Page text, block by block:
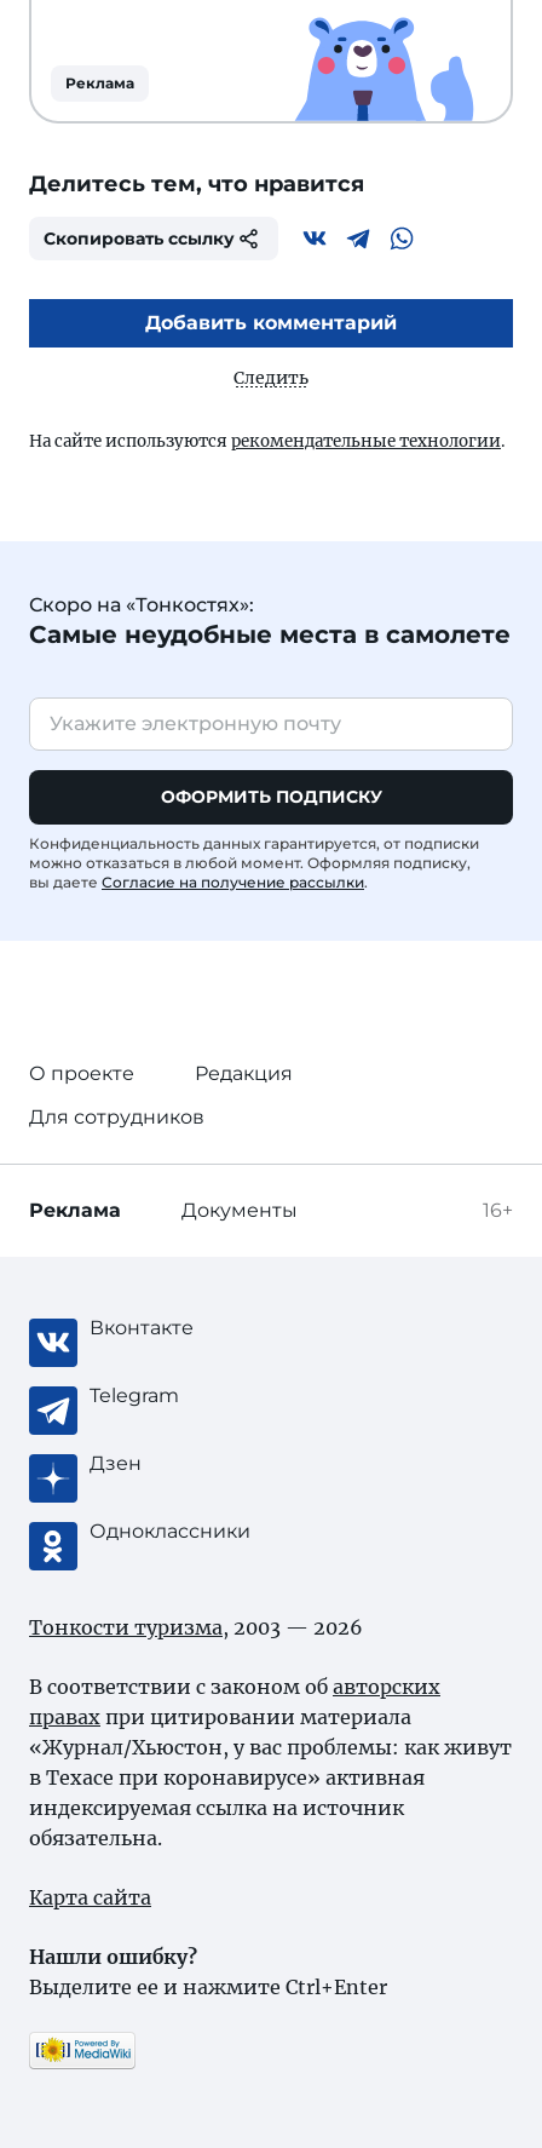
Реклама
Делитесь тем, что нравится
Скопировать ссылку
Добавить комментарий
Следить
На сайте используются рекомендательные технологии.
Скоро на «Тонкостях»:
Самые неудобные места в самолете
ОФОРМИТЬ ПОДПИСКУ
Конфиденциальность данных гарантируется, от подписки
можно отказаться в любой момент. Оформляя подписку,
вы даете Согласие на получение рассылки.
О проекте
Редакция
Для сотрудников
16+
Реклама Документы
Вконтакте
Telegram
Дзен
Одноклассники
Тонкости туризма, 2003 — 2026
В соответствии с законом об авторских
правах при цитировании материала
«Журнал/Хьюстон, у вас проблемы: как живут
в Техасе при коронавирусе» активная
индексируемая ссылка на источник
обязательна.
Карта сайта
Нашли ошибку?
Выделите ее и нажмите Ctrl+Enter